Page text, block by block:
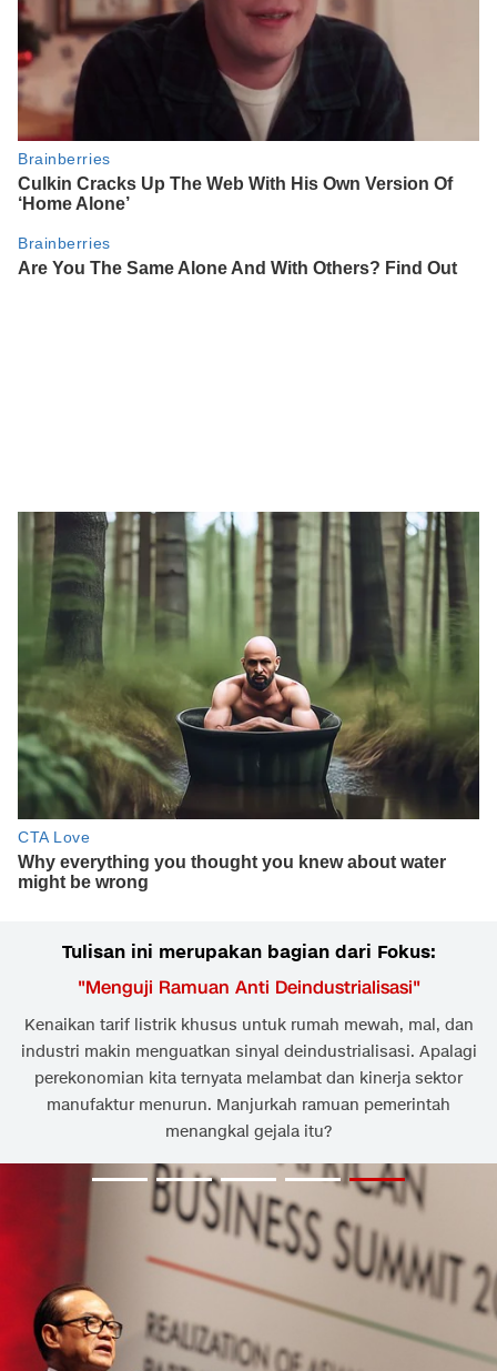
Tulisan ini merupakan bagian dari Fokus:
"Menguji Ramuan Anti Deindustrialisasi"
Kenaikan tarif listrik khusus untuk rumah mewah, mal, dan
industri makin menguatkan sinyal deindustrialisasi. Apalagi
perekonomian kita ternyata melambat dan kinerja sektor
manufaktur menurun. Manjurkah ramuan pemerintah
menangkal gejala itu?